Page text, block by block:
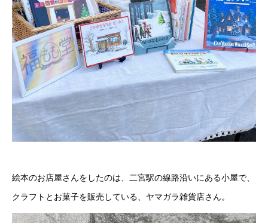
絵本のお店屋さんをしたのは、二宮駅の線路沿いにある小屋で、
クラフトとお菓子を販売している、ヤマガラ雑貨店さん。